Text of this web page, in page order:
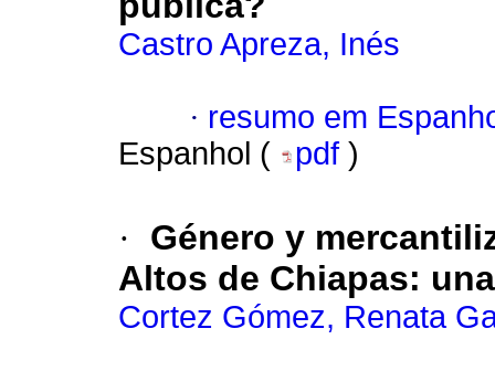
Castro Apreza, Inés
· resumo em
Espanhol (
pdf )
·
Género y
Altos de Chiapas:
Cortez Gómez, Renata